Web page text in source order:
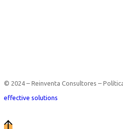
© 2024 – Reinventa Consultores –
effective solutions